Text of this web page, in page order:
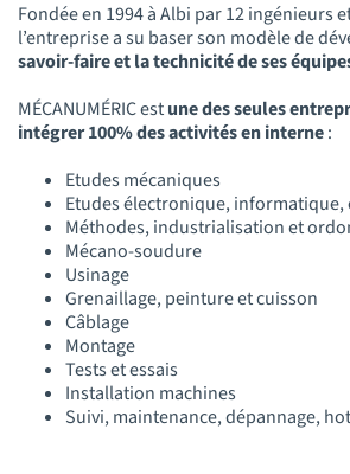
Fondée en 1994 à Albi par 12 ingénieurs
l’entreprise a su baser son modèle de
savoir-faire et la technicité de ses
MÉCANUMÉRIC estune des seules
intégrer 100% des activités en interne:
Etudes mécaniques
Etudes électronique, informatique,
Méthodes, industrialisation et
Mécano-soudure
Usinage
Grenaillage, peinture et cuisson
Câblage
Montage
Tests et essais
Installation machines
Suivi, maintenance, dépannage,